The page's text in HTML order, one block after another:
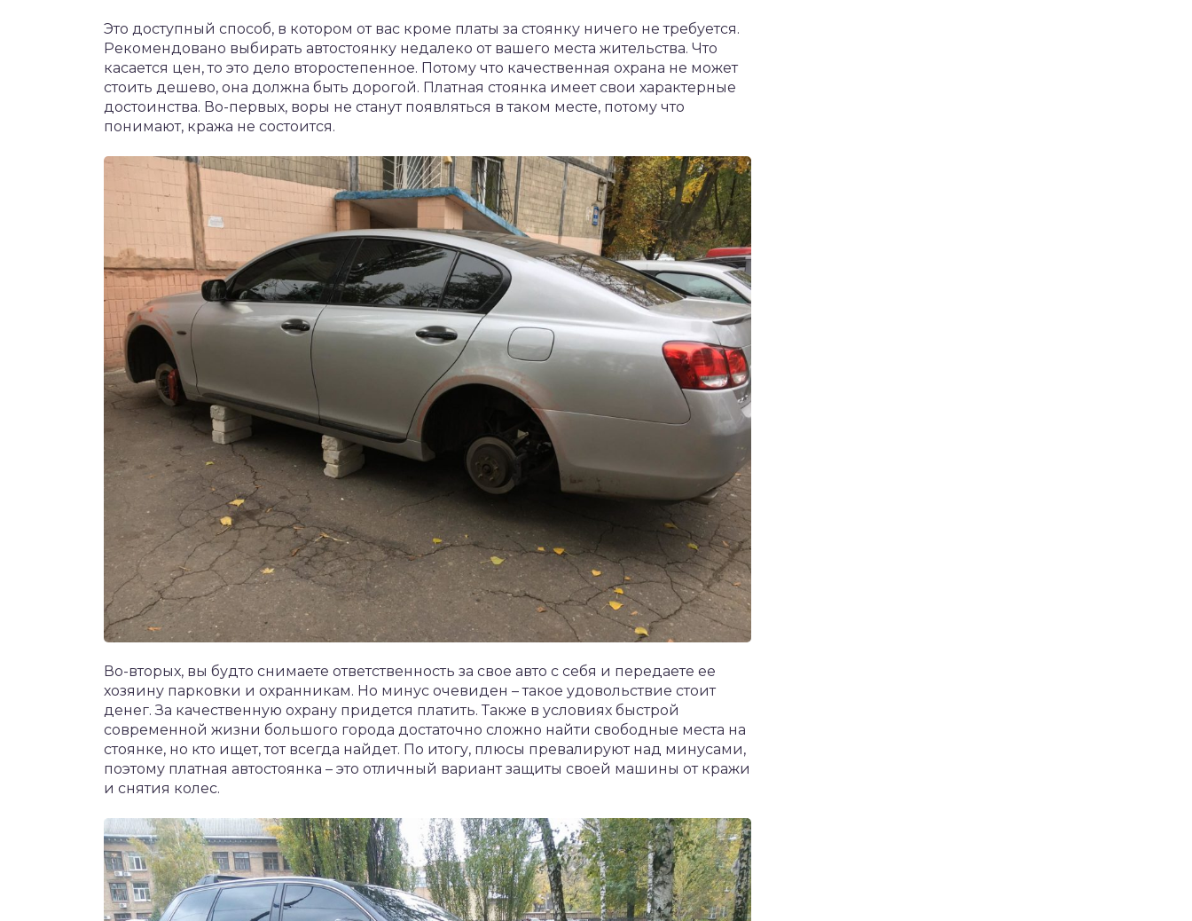
Это доступный способ, в котором от вас кроме платы за стоянку ничего не требуется.
Рекомендовано выбирать автостоянку недалеко от вашего места жительства. Что
касается цен, то это дело второстепенное. Потому что качественная охрана не может
стоить дешево, она должна быть дорогой. Платная стоянка имеет свои характерные
достоинства. Во-первых, воры не станут появляться в таком месте, потому что
понимают, кража не состоится.
Во-вторых, вы будто снимаете ответственность за свое авто с себя и передаете ее
хозяину парковки и охранникам. Но минус очевиден – такое удовольствие стоит
денег. За качественную охрану придется платить. Также в условиях быстрой
современной жизни большого города достаточно сложно найти свободные места на
стоянке, но кто ищет, тот всегда найдет. По итогу, плюсы превалируют над минусами,
поэтому платная автостоянка – это отличный вариант защиты своей машины от кражи
и снятия колес.